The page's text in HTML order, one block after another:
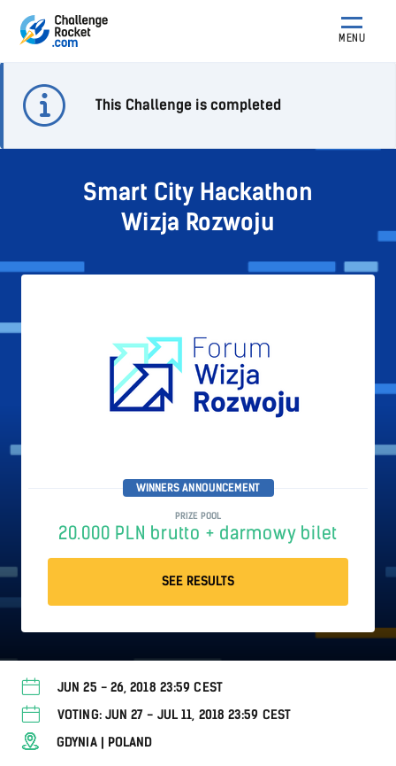
MENU
This Challenge is completed
Smart City Hackathon
Wizja Rozwoju
WINNERS ANNOUNCEMENT
PRIZE POOL
20.000 PLN brutto + darmowy bilet
SEE RESULTS
JUN 25 - 26, 2018 23:59 CEST
VOTING: JUN 27 - JUL 11, 2018 23:59 CEST
GDYNIA | POLAND